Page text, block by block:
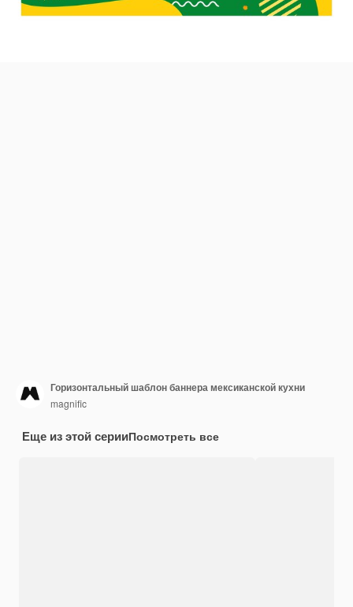
Горизонтальный шаблон баннера мексиканской кухни
magnific
Еще из этой серииПосмотреть все